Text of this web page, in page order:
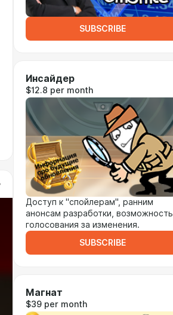
SUBSCRIBE
Инсайдер
$12.8 per month
Доступ к "спойлерам", ранним
анонсам разработки, возможность
голосования за изменения.
SUBSCRIBE
Магнат
$39 per month